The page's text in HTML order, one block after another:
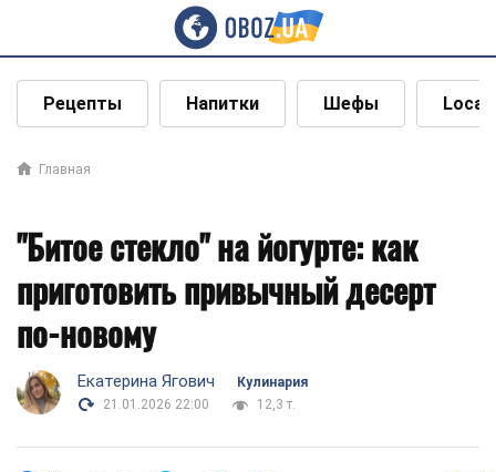
Рецепты Напитки Шефы Local
Главная
"Битое стекло" на йогурте: как
приготовить привычный десерт
по-новому
Екатерина Ягович
Кулинария
21.01.2026 22:00
12,3 т.